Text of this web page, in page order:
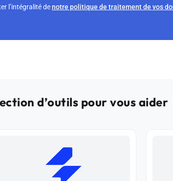
l’intégralité denotre politique de traitement de vos
d’outils pour vous aider